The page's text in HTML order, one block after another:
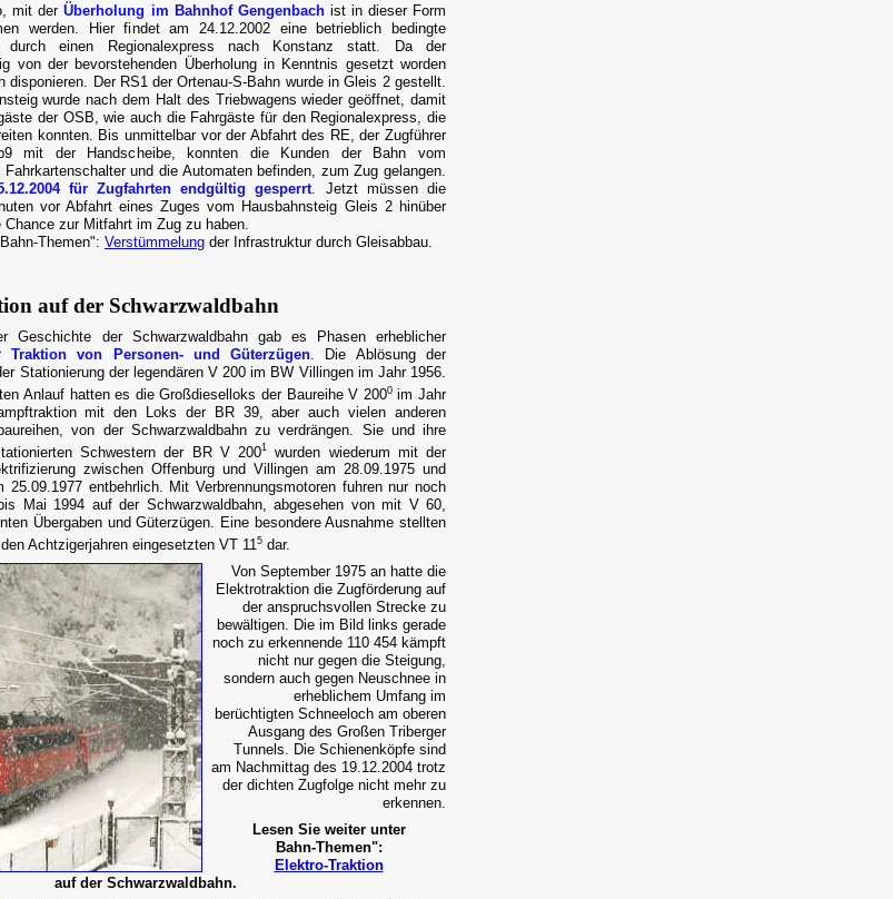
mit derÜberholung im Bahnhof Gengenbachist in dieser Form
werden. Hier findet am 24.12.2002 eine betrieblich bedingte
durch einen Regionalexpress nach Konstanz statt. Da der
von der bevorstehenden Überholung in Kenntnis gesetzt worden
disponieren. Der RS1 der Ortenau-S-Bahn wurde in Gleis 2 gestellt.
wurde nach dem Halt des Triebwagens wieder geöffnet, damit
der OSB, wie auch die Fahrgäste für den Regionalexpress, die
konnten. Bis unmittelbar vor der Abfahrt des RE, der Zugführer
mit der Handscheibe, konnten die Kunden der Bahn vom
und die Automaten befinden, zum Zug gelangen.
für Zugfahrten endgültig gesperrt . Jetzt müssen die
vor Abfahrt eines Zuges vom Hausbahnsteig Gleis 2 hinüber
zur Mitfahrt im Zug zu haben.
Themen": Verstümmelung der Infrastruktur durch Gleisabbau.
auf der Schwarzwaldbahn
Geschichte der Schwarzwaldbahn gab es Phasen erheblicher
Traktion von Personen- und Güterzügen. Die Ablösung der
Stationierung der legendären V 200 im BW Villingen im Jahr 1956.
Anlauf hatten es die Großdieselloks der Baureihe V 2000im Jahr
mit den Loks der BR 39, aber auch vielen anderen
von der Schwarzwaldbahn zu verdrängen. Sie und ihre
Schwestern der BR V 2001
wurden wiederum mit der
zwischen Offenburg und Villingen am 28.09.1975 und
entbehrlich. Mit Verbrennungsmotoren fuhren nur noch
Mai 1994 auf der Schwarzwaldbahn, abgesehen von mit V 60,
Übergaben und Güterzügen. Eine besondere Ausnahme stellten
Achtzigerjahren eingesetzten VT 11 5 dar.
Von September 1975 an hatte die
Elektrotraktion die Zugförderung auf
der anspruchsvollen Strecke zu
bewältigen. Die im Bild links gerade
noch zu erkennende 110 454 kämpft
nicht nur gegen die Steigung,
sondern auch gegen Neuschnee in
erheblichem Umfang im
berüchtigten Schneeloch am oberen
Ausgang des Großen Triberger
Tunnels. Die Schienenköpfe sind
am Nachmittag des 19.12.2004 trotz
der dichten Zugfolge nicht mehr zu
erkennen.
Lesen Sie weiter unter
Bahn-Themen":
Elektro-Traktion
auf der Schwarzwaldbahn.